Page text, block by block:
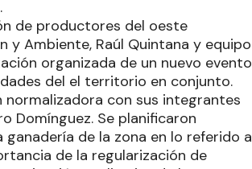
de productores del oeste
y Ambiente, Raúl Quintana y equipo
organizada de un nuevo evento
del el territorio en conjunto.
normalizadora con sus integrantes
Domínguez. Se planificaron
de la zona en lo referido a
de la regularización de